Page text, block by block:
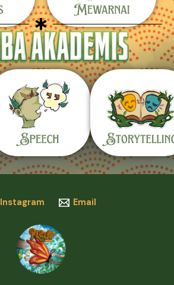
Instagram Email